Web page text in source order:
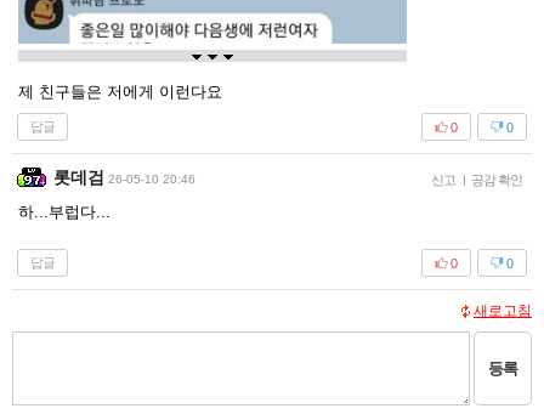
제 친구들은 저에게 이런다요
답글 0
0
롯데검 26-05-10 20:46 신고 | 공감 확인
하...부럽다...
답글 0
0
새로고침
등록